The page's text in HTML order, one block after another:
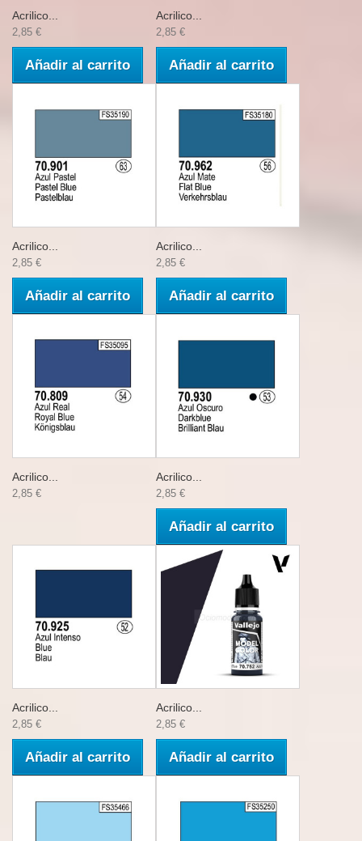
Acrilico...
2,85 €
Añadir al carrito
Acrilico...
2,85 €
Añadir al carrito
Acrilico...
2,85 €
Añadir al carrito
Acrilico...
2,85 €
Añadir al carrito
Acrilico...
2,85 €
Acrilico...
2,85 €
Añadir al carrito
Acrilico...
2,85 €
Añadir al carrito
Acrilico...
2,85 €
Añadir al carrito